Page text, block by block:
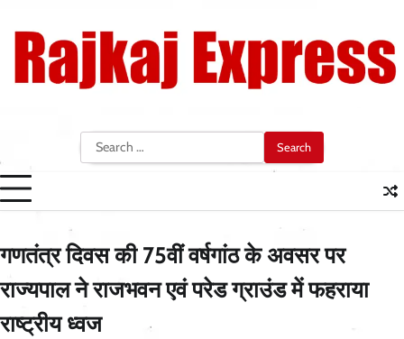
content
Search
for:
गणतंत्र दिवस की 75वीं वर्षगांठ के अवसर पर
राज्यपाल ने राजभवन एवं परेड ग्राउंड में फहराया
राष्ट्रीय ध्वज